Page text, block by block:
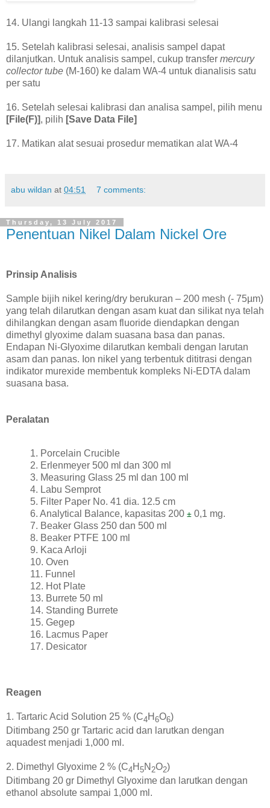
14. Ulangi langkah 11-13 sampai kalibrasi selesai
15. Setelah kalibrasi selesai, analisis sampel dapat
dilanjutkan. Untuk analisis sampel, cukup transfer mercury
collector tube (M-160) ke dalam WA-4 untuk dianalisis satu
per satu
16. Setelah selesai kalibrasi dan analisa sampel, pilih menu
[File(F)], pilih [Save Data File]
17. Matikan alat sesuai prosedur mematikan alat WA-4
abu wildan at 04:51 7 comments:
Thursday, 13 July 2017
Penentuan Nikel Dalam Nickel Ore
Prinsip Analisis
Sample bijih nikel kering/dry berukuran – 200 mesh (- 75µm)
yang telah dilarutkan dengan asam kuat dan silikat nya telah
dihilangkan dengan asam fluoride diendapkan dengan
dimethyl glyoxime dalam suasana basa dan panas.
Endapan Ni-Glyoxime dilarutkan kembali dengan larutan
asam dan panas. Ion nikel yang terbentuk dititrasi dengan
indikator murexide membentuk kompleks Ni-EDTA dalam
suasana basa.
Peralatan
1. Porcelain Crucible
2. Erlenmeyer 500 ml dan 300 ml
3. Measuring Glass 25 ml dan 100 ml
4. Labu Semprot
5. Filter Paper No. 41 dia. 12.5 cm
6. Analytical Balance, kapasitas 200 ± 0,1 mg.
7. Beaker Glass 250 dan 500 ml
8. Beaker PTFE 100 ml
9. Kaca Arloji
10. Oven
11. Funnel
12. Hot Plate
13. Burrete 50 ml
14. Standing Burrete
15. Gegep
16. Lacmus Paper
17. Desicator
Reagen
1. Tartaric Acid Solution 25 % (C4H 6O6)
Ditimbang 250 gr Tartaric acid dan larutkan dengan
aquadest menjadi 1,000 ml.
2. Dimethyl Glyoxime 2 % (C4H 5N 2O2)
Ditimbang 20 gr Dimethyl Glyoxime dan larutkan dengan
ethanol absolute sampai 1,000 ml.